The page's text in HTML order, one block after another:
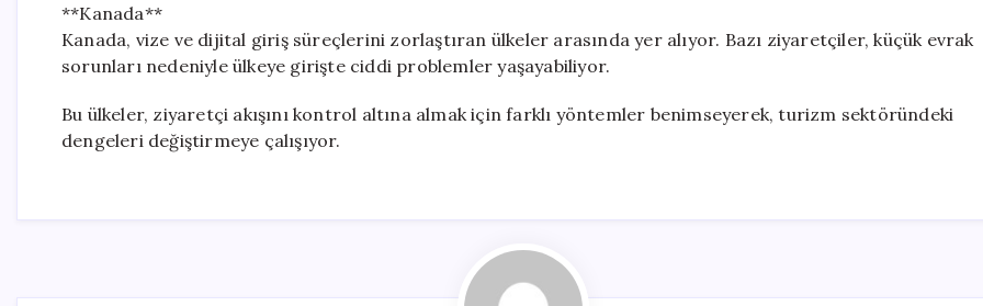
**Kanada**
Kanada, vize ve dijital giriş süreçlerini zorlaştıran ülkeler arasında yer alıyor. Bazı ziyaretçiler, küçük evrak
sorunları nedeniyle ülkeye girişte ciddi problemler yaşayabiliyor.
Bu ülkeler, ziyaretçi akışını kontrol altına almak için farklı yöntemler benimseyerek, turizm sektöründeki
dengeleri değiştirmeye çalışıyor.